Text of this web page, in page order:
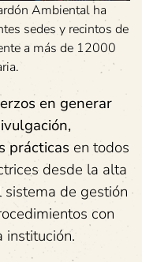
Ambiental ha
sedes y recintos de
a más de 12000
en generar
prácticas en todos
desde la alta
de gestión
con
institución.